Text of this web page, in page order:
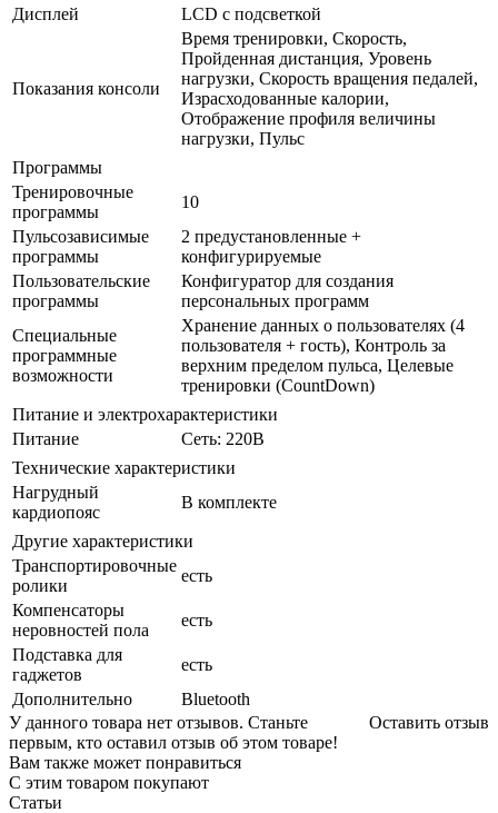
Дисплей
LCD с подсветкой
Показания консоли
Время тренировки, Скорость,
Пройденная дистанция, Уровень
нагрузки, Скорость вращения педалей,
Израсходованные калории,
Отображение профиля величины
нагрузки, Пульс
Программы
Тренировочные
программы
10
Пульсозависимые
программы
2 предустановленные +
конфигурируемые
Пользовательские
программы
Конфигуратор для создания
персональных программ
Специальные
программные
возможности
Хранение данных о пользователях (4
пользователя + гость), Контроль за
верхним пределом пульса, Целевые
тренировки (CountDown)
Питание и электрохарактеристики
Питание
Сеть: 220В
Технические характеристики
Нагрудный
кардиопояс
В комплекте
Другие характеристики
Транспортировочные
ролики
есть
Компенсаторы
неровностей пола
есть
Подставка для
гаджетов
есть
Дополнительно
Bluetooth
Оставить отзыв
У данного товара нет отзывов. Станьте
первым, кто оставил отзыв об этом товаре!
Вам также может понравиться
С этим товаром покупают
Статьи